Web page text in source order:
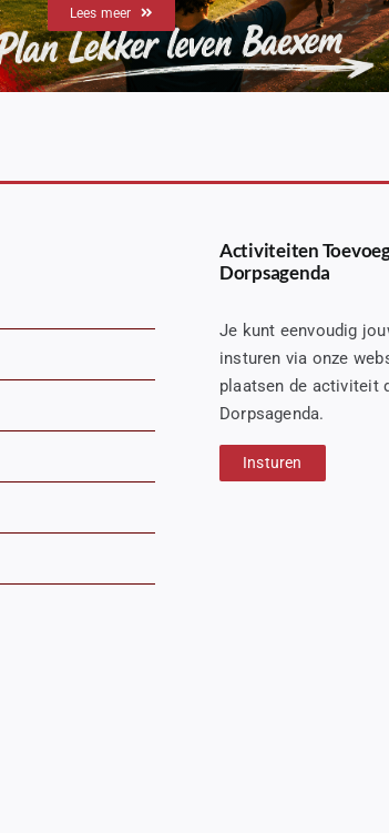
Lees meer
Activiteiten
Dorpsagenda
Je kunt eenvoudig
insturen via onze
plaatsen de activiteit
Dorpsagenda.
Insturen